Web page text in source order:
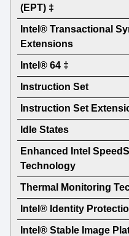
(EPT) ‡
Intel® Transactional
Extensions
Intel® 64 ‡
Instruction Set
Instruction Set
Idle States
Enhanced Intel
Technology
Thermal Monitoring
Intel® Identity
Intel® Stable Image